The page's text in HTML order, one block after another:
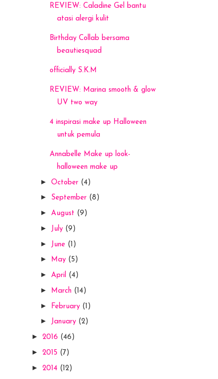
REVIEW: Caladine Gel bantu
atasi alergi kulit
Birthday Collab bersama
beautiesquad
officially S.K.M
REVIEW: Marina smooth & glow
UV two way
4 inspirasi make up Halloween
untuk pemula
Annabelle Make up look-
halloween make up
► October (4)
► September (8)
► August (9)
► July (9)
► June (1)
► May (5)
► April (4)
► March (14)
► February (1)
► January (2)
► 2016 (46)
► 2015 (7)
► 2014 (12)